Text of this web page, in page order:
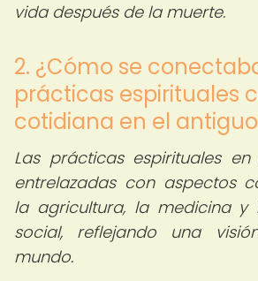
vida después de la muerte.
2. ¿Cómo se
prácticas espirituales
cotidiana en el
Las prácticas espirituales
entrelazadas con aspectos
la agricultura, la medicina y
social, reflejando una
mundo.